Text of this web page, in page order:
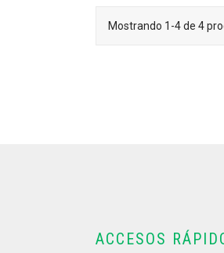
Mostrando 1-4 de 4
ACCESOS